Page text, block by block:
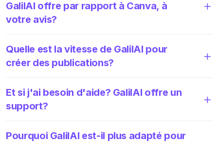
GalilAI offre par rapport à Canva, à
votre avis?
Quelle est la vitesse de GalilAI pour
créer des publications?
Et si j'ai besoin d'aide? GalilAI offre un
support?
Pourquoi GalilAI est-il plus adapté pour